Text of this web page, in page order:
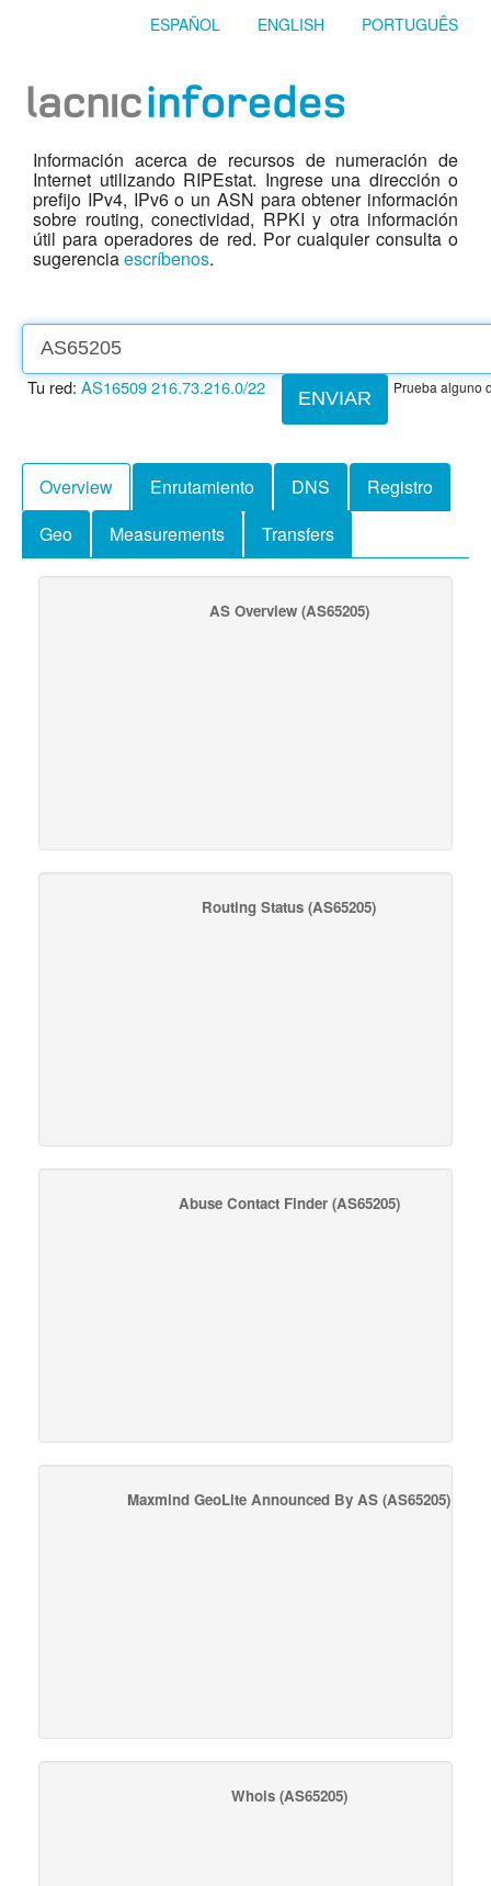
ESPAÑOL ENGLISH PORTUGUÊS
Información acerca de recursos de numeración de
Internet utilizando RIPEstat. Ingrese una dirección o
prefijo IPv4, IPv6 o un ASN para obtener información
sobre routing, conectividad, RPKI y otra información
útil para operadores de red. Por cualquier consulta o
sugerenciaescríbenos.
ENVIAR
Tu red: AS16509216.73.216.0/22 Prueba alguno
Overview Enrutamiento DNS
Registro
Geo
Measurements Transfers
AS Overview(AS65205)
Routing Status (AS65205)
Abuse Contact Finder(AS65205)
Maxmind GeoLite Announced By AS (AS65205)
Whois(AS65205)